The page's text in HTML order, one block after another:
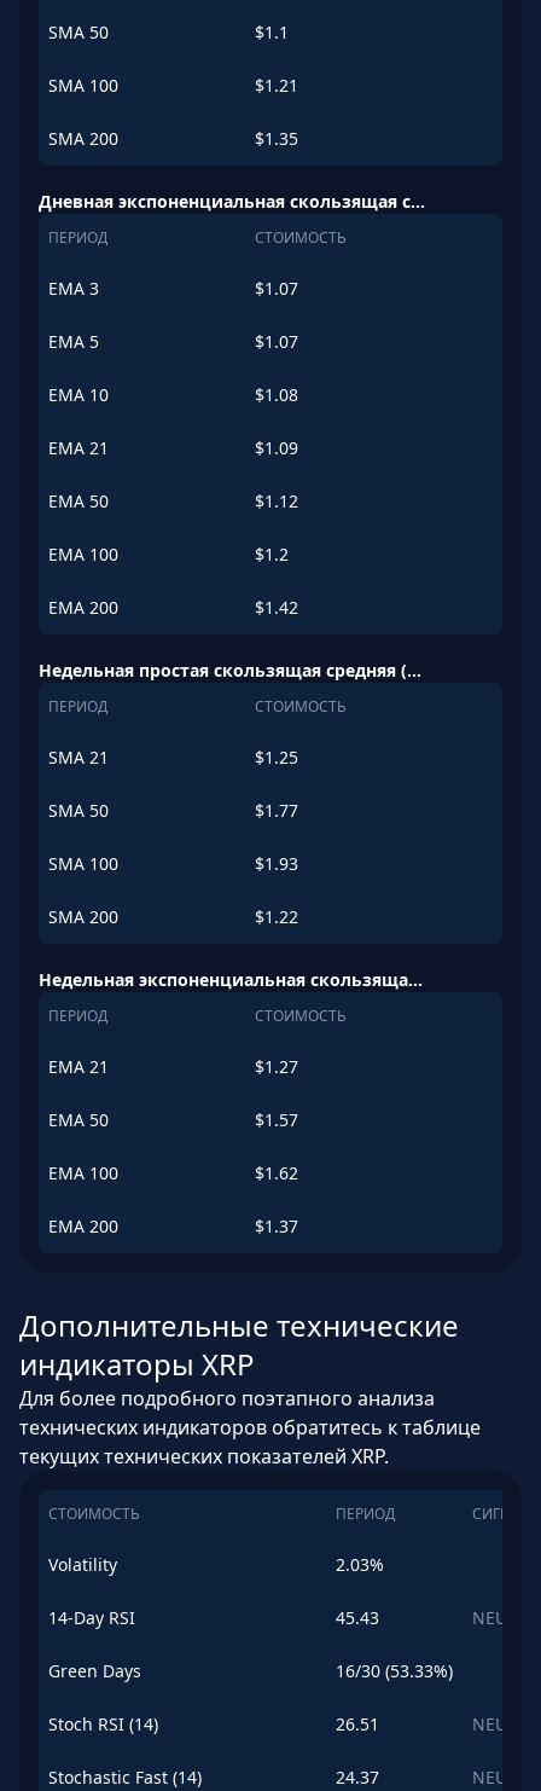
SMA 50 $1.1
SMA 100 $1.21
SMA 200 $1.35
Дневная экспоненциальная скользящая средняя (EMA)
ПЕРИОД СТОИМОСТЬ
EMA 3 $1.07
EMA 5 $1.07
EMA 10 $1.08
EMA 21 $1.09
EMA 50 $1.12
EMA 100 $1.2
EMA 200 $1.42
Недельная простая скользящая средняя (SMA)
ПЕРИОД СТОИМОСТЬ
SMA 21 $1.25
SMA 50 $1.77
SMA 100 $1.93
SMA 200 $1.22
Недельная экспоненциальная скользящая средняя (EMA)
ПЕРИОД СТОИМОСТЬ
EMA 21 $1.27
EMA 50 $1.57
EMA 100 $1.62
EMA 200 $1.37
Дополнительные технические
индикаторы XRP
Для более подробного поэтапного анализа
технических индикаторов обратитесь к таблице
текущих технических показателей XRP.
СТОИМОСТЬ ПЕРИОД СИГНАЛ
Volatility 2.03%
14-Day RSI 45.43
Green Days 16/30 (53.33%)
Stoch RSI (14) 26.51
Stochastic Fast (14) 24.37